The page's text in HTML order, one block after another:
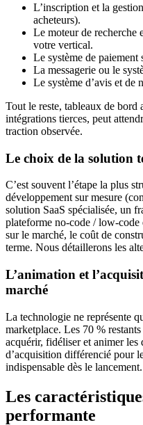
L’inscription et la
acheteurs).
Le moteur de recherche
votre vertical.
Le système de paiement
La messagerie ou le
Le système d’avis et de
Tout le reste, tableaux de bord
intégrations tierces, peut
traction observée.
Le choix de la solution
C’est souvent l’étape la plus
développement sur mesure
solution SaaS spécialisée, un
plateforme no-code / low-
sur le marché, le coût de
terme. Nous détaillerons les
L’animation et
marché
La technologie ne représente
marketplace. Les 70 %
acquérir, fidéliser et animer
d’acquisition différencié pour
indispensable dès le lancement.
Les
performante